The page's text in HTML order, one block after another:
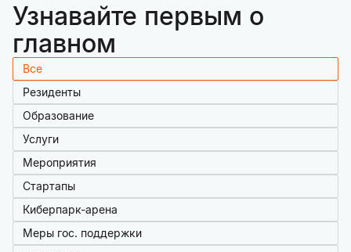
Узнавайте первым о
главном
Все
Резиденты
Образование
Услуги
Мероприятия
Стартапы
Киберпарк-арена
Меры гос. поддержки